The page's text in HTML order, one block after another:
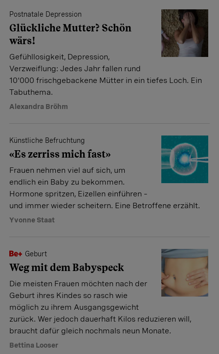
Postnatale Depression
Glückliche Mutter? Schön
wärs!
Gefühllosigkeit, Depression,
Verzweiflung: Jedes Jahr fallen rund
10'000 frischgebackene Mütter in ein tiefes Loch. Ein
Tabuthema.
Alexandra Bröhm
Künstliche Befruchtung
«Es zerriss mich fast»
Frauen nehmen viel auf sich, um
endlich ein Baby zu bekommen.
Hormone spritzen, Eizellen einführen –
und immer wieder scheitern. Eine Betroffene erzählt.
Yvonne Staat
Geburt
Weg mit dem Babyspeck
Die meisten Frauen möchten nach der
Geburt ihres Kindes so rasch wie
möglich zu ihrem Ausgangsgewicht
zurück. Wer jedoch dauerhaft Kilos reduzieren will,
braucht dafür gleich nochmals neun Monate.
Bettina Looser